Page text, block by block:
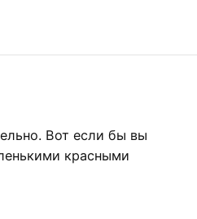
Вот если бы вы
красными